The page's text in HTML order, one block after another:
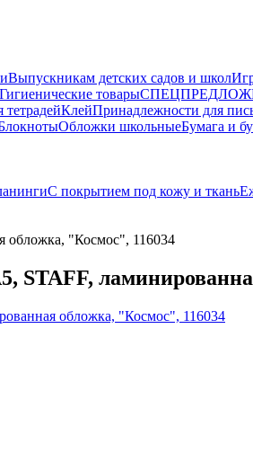
Выпускникам детских садов и школ
Гигиенические товары
тетрадейКлейПринадлежности для
Обложки школьныеБумага и
С покрытием под кожу и ткань
обложка, "Космос", 116034
STAFF,